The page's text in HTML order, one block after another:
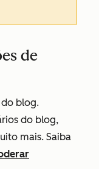
de
blog.
do blog,
mais. Saiba